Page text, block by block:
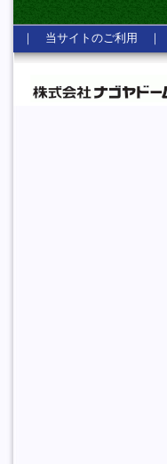
｜ 当サイトのご利用 ｜